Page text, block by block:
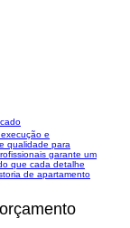
e
qualidade para
garante um
que cada detalhe
de apartamento